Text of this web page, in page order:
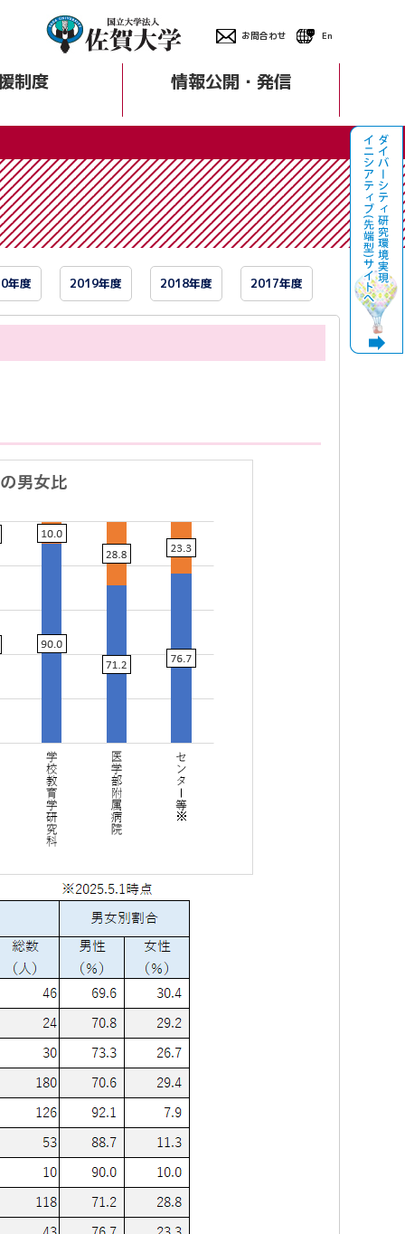
お問合わせ En
制度 情報公開・発信
年度 2019年度 2018年度 2017年度